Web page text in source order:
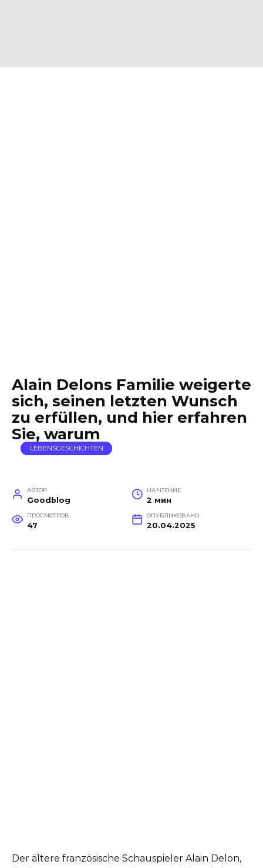
Alain Delons Familie weigerte
sich, seinen letzten Wunsch
zu erfüllen, und hier erfahren
Sie, warum
LEBENSGESCHICHTEN
АВТОР
Goodblog
НА ЧТЕНИЕ
2 мин
ПРОСМОТРОВ
47
ОПУБЛИКОВАНО
20.04.2025
Der ältere französische Schauspieler Alain Delon,